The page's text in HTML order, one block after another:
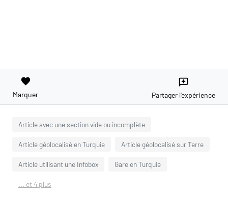
favorite
Marquer
reviews
Partager l'expérience
Article avec une section vide ou incomplète
Article géolocalisé en Turquie Article géolocalisé sur Terre
Article utilisant une Infobox Gare en Turquie
... et 4 plus